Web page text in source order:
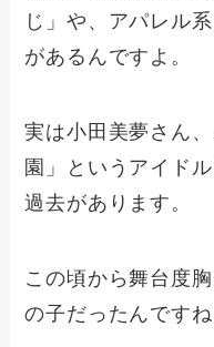
じ」や、アパレル
があるんですよ。
実は小田美夢さん
園」というアイド
過去があります。
この頃から舞台度
の子だったんですね